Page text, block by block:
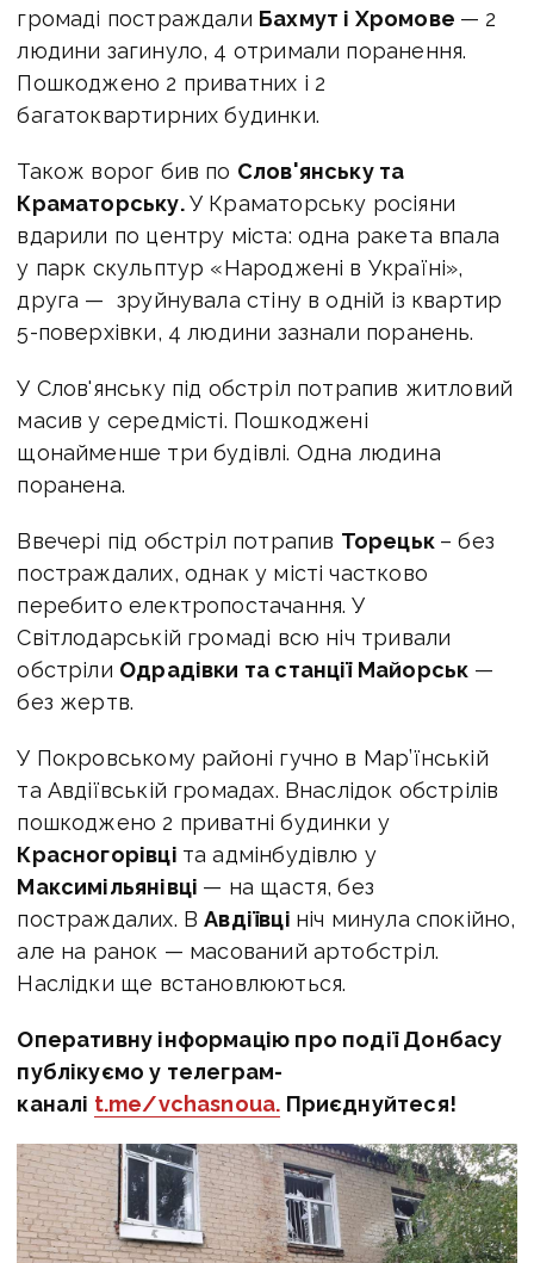
громаді постраждали Бахмут і Хромове — 2
людини загинуло, 4 отримали поранення.
Пошкоджено 2 приватних і 2
багатоквартирних будинки.
Також ворог бив по Слов'янську та
Краматорську.У Краматорську росіяни
вдарили по центру міста: одна ракета впала
у парк скульптур «Народжені в Україні»,
друга — зруйнувала стіну в одній із квартир
5-поверхівки, 4 людини зазнали поранень.
У Слов'янську під обстріл потрапив житловий
масив у середмісті. Пошкоджені
щонайменше три будівлі. Одна людина
поранена.
Ввечері під обстріл потрапив Торецьк – без
постраждалих, однак у місті частково
перебито електропостачання. У
Світлодарській громаді всю ніч тривали
обстріли Одрадівки та станції Майорськ —
без жертв.
У Покровському районі гучно в Мар’їнській
та Авдіївській громадах. Внаслідок обстрілів
пошкоджено 2 приватні будинки у
Красногорівці та адмінбудівлю у
Максимільянівці — на щастя, без
постраждалих. ВАвдіївці ніч минула спокійно,
але на ранок — масований артобстріл.
Наслідки ще встановлюються.
Оперативну інформацію про події Донбасу
публікуємо у телеграм-
каналі t.me/vchasnoua. Приєднуйтеся!